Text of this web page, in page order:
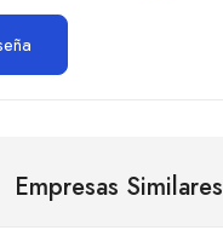
Empresas Similares